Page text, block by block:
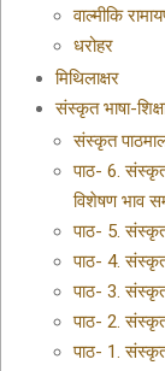
वाल्मीकि
धरोहर
मिथिलाक्षर
संस्कृत भाषा-
संस्कृत
पाठ- 6. संस्कृत
विशेषण भाव
पाठ- 5. संस्कृत
पाठ- 4. संस्कृत
पाठ- 3. संस्कृत
पाठ- 2. संस्कृत
पाठ- 1. संस्कृत